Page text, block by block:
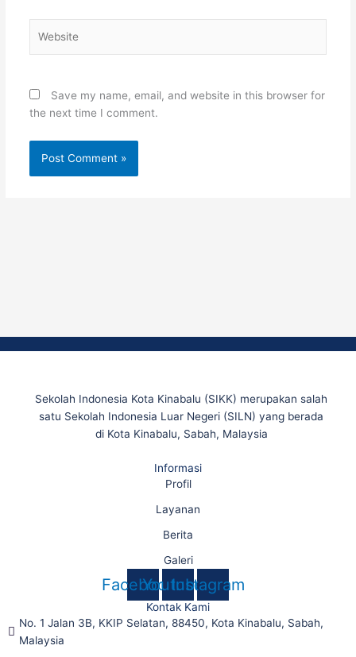
Save my name, email, and website in this browser for
the next time I comment.
Sekolah Indonesia Kota Kinabalu (SIKK) merupakan salah
satu Sekolah Indonesia Luar Negeri (SILN) yang berada
di Kota Kinabalu, Sabah, Malaysia
Informasi
Profil
Layanan
Berita
Galeri
Facebook
YoutubeInstagram
Kontak Kami
No. 1 Jalan 3B, KKIP Selatan, 88450, Kota Kinabalu, Sabah,
Malaysia